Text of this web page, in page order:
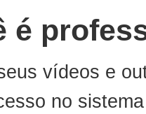
é
vídeos e
no